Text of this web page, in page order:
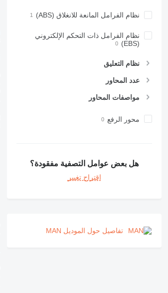
نظام الفرامل المانعة للانغلاق (ABS)
نظام الفرامل ذات التحكم الإلكتروني
(EBS)
نظام التعليق
عدد المحاور
مواصفات المحاور
محور الرفع
هل بعض عوامل التصفية مفقودة؟
اقتراح تغيير
تفاصيل حول الموديل MAN